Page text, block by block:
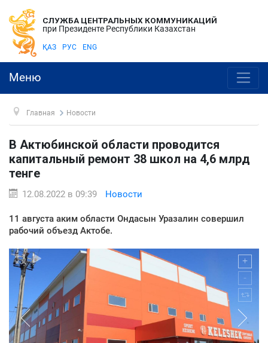
СЛУЖБА ЦЕНТРАЛЬНЫХ КОММУНИКАЦИЙ
при Президенте Республики Казахстан
ҚАЗ РУС ENG
Меню
Главная Новости
В Актюбинской области проводится
капитальный ремонт 38 школ на 4,6 млрд
тенге
12.08.2022 в 09:39 Новости
11 августа аким области Ондасын Уразалин совершил
рабочий объезд Актобе.